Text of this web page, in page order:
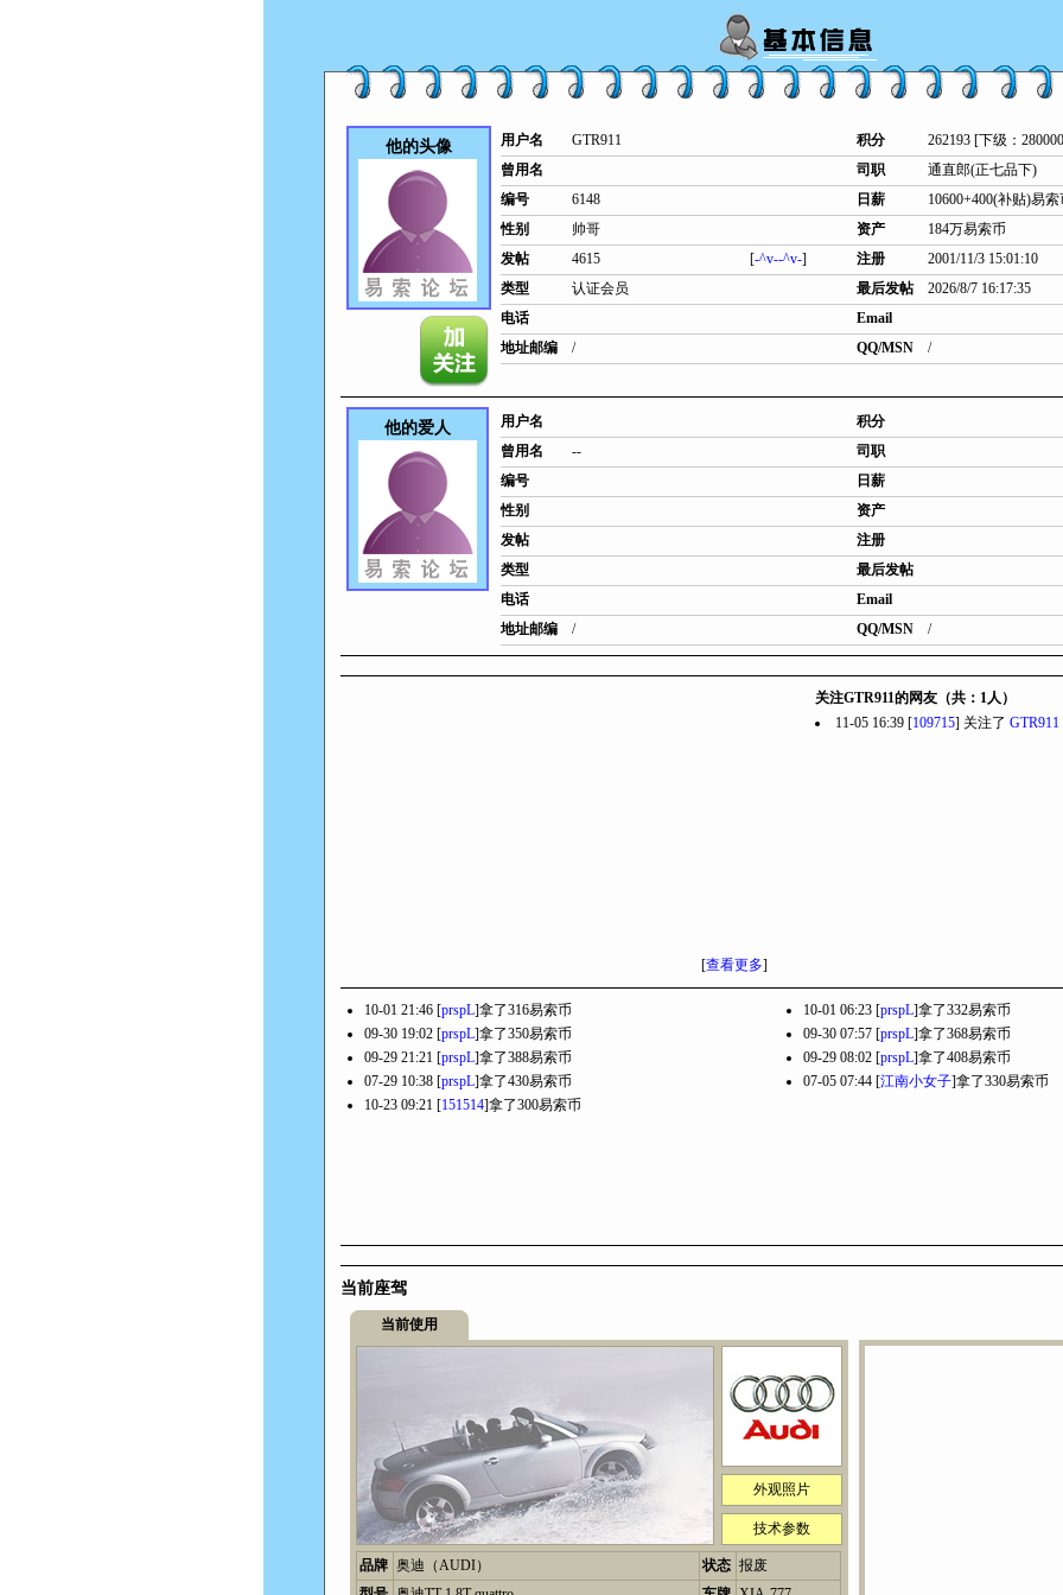
他的头像 用户名 GTR911 积分 262193 [下级：
曾用名
司职 通直郎(正七品下)
编号
6148 日薪 10600+400(补贴)易索
性别
帅哥 资产 184万易索币
发帖
4615 [-^v--^v-] 注册
2001/11/3 15:01:10
类型
认证会员 最后发帖
2026/8/7 16:17:35
电话
Email
地址邮编
/ QQ/MSN /
他的爱人 用户名
积分
曾用名
-- 司职
编号
日薪
性别
资产
发帖
注册
类型
最后发帖
电话
Email
地址邮编
/ QQ/MSN /
[查看更多]
关注GTR911的网友（共：1人）
11-05 16:39 [109715] 关注了 GTR911
10-01 21:46 [prspL]拿了316易索币 10-01 06:23 [prspL]拿了332易索币
09-30 19:02 [prspL]拿了350易索币 09-30 07:57 [prspL]拿了368易索币
09-29 21:21 [prspL]拿了388易索币 09-29 08:02 [prspL]拿了408易索币
07-29 10:38 [prspL]拿了430易索币 07-05 07:44 [江南小女子]拿了330易索币
10-23 09:21 [151514]拿了300易索币
当前座驾
当前使用
外观照片
技术参数
品牌 奥迪（AUDI） 状态 报废